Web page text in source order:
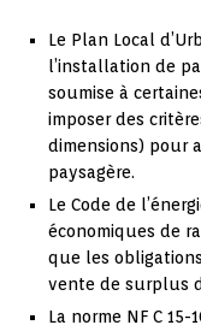
Le Plan Local
l’installation de
soumise à
imposer des
dimensions) pour
paysagère.
Le Code de
économiques de
que les
vente de surplus
La norme NF C